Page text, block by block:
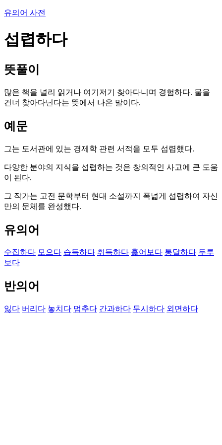
유의어 사전
섭렵하다
뜻풀이
많은 책을 널리 읽거나 여기저기 찾아다니며 경험하다. 물을
건너 찾아다닌다는 뜻에서 나온 말이다.
예문
그는 도서관에 있는 경제학 관련 서적을 모두 섭렵했다.
다양한 분야의 지식을 섭렵하는 것은 창의적인 사고에 큰 도움
이 된다.
그 작가는 고전 문학부터 현대 소설까지 폭넓게 섭렵하여 자신
만의 문체를 완성했다.
유의어
수집하다 모으다 습득하다 취득하다 훑어보다 통달하다 두루
보다
반의어
잃다 버리다 놓치다 멈추다 간과하다 무시하다 외면하다